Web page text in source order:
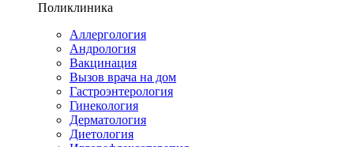
Поликлиника
Аллергология
Андрология
Вакцинация
Вызов врача на дом
Гастроэнтерология
Гинекология
Дерматология
Диетология